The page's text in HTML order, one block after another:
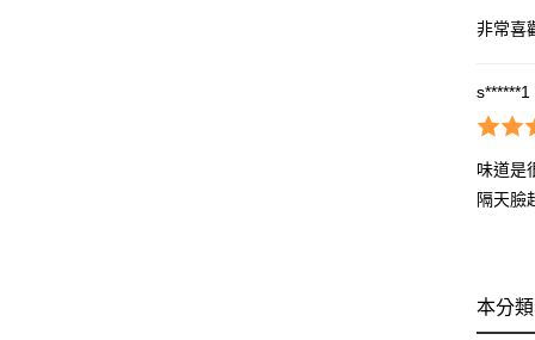
非常喜
s******1
味道是
隔天臉
本分